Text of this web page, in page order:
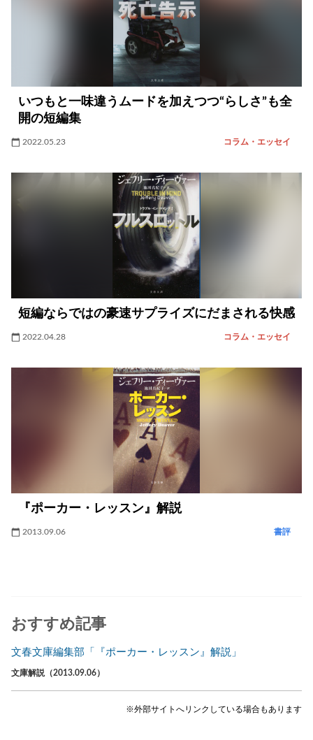
いつもと一味違うムードを加えつつ“らしさ”も全
開の短編集
2022.05.23 コラム・エッセイ
短編ならではの豪速サプライズにだまされる快感
2022.04.28 コラム・エッセイ
『ポーカー・レッスン』解説
2013.09.06 書評
おすすめ記事
文春文庫編集部「『ポーカー・レッスン』解説」
文庫解説（2013.09.06）
※外部サイトへリンクしている場合もあります